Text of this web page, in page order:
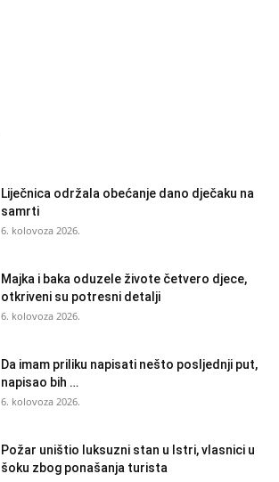
Liječnica održala obećanje dano dječaku na
samrti
6. kolovoza 2026.
Majka i baka oduzele živote četvero djece,
otkriveni su potresni detalji
6. kolovoza 2026.
Da imam priliku napisati nešto posljednji put,
napisao bih …
6. kolovoza 2026.
Požar uništio luksuzni stan u Istri, vlasnici u
šoku zbog ponašanja turista